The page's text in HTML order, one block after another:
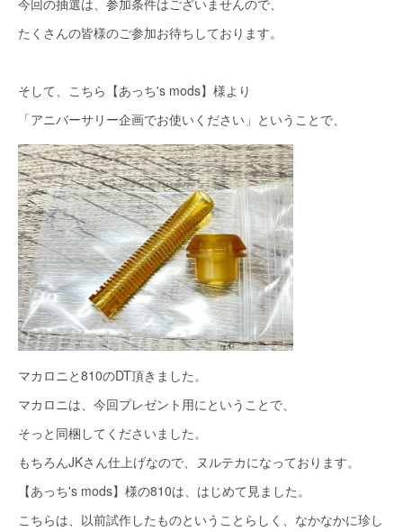
たくさんの皆様のご参加お待ちしております。
そして、こちら【あっち's mods】様より
「アニバーサリー企画でお使いください」ということで、
マカロニと810のDT頂きました。
マカロニは、今回プレゼント用にということで、
そっと同梱してくださいました。
もちろんJKさん仕上げなので、ヌルテカになっております。
【あっち's mods】様の810は、はじめて見ました。
こちらは、以前試作したものということらしく、なかなかに珍し